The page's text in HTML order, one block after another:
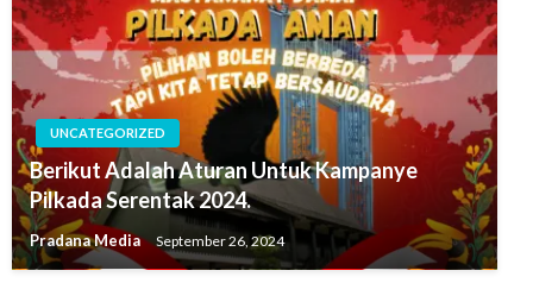
UNCATEGORIZED
Berikut Adalah Aturan Untuk Kampanye
Pilkada Serentak 2024.
Pradana Media September 26, 2024